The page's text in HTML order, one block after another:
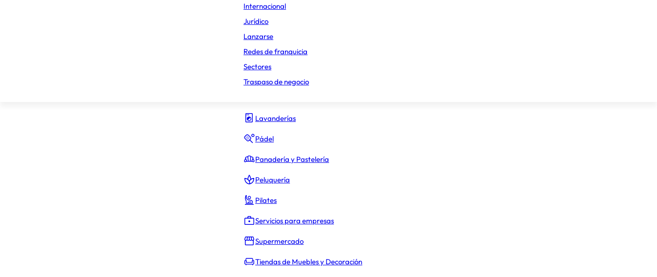
Hamburguesas
Heladerías
Hostelería y Restauración
Lavanderías
Pádel
Panadería y Pastelería
Peluquería
Pilates
Servicios para empresas
Supermercado
Tiendas de Muebles y Decoración
Internacional
Jurídico
Lanzarse
Redes de franquicia
Sectores
Traspaso de negocio